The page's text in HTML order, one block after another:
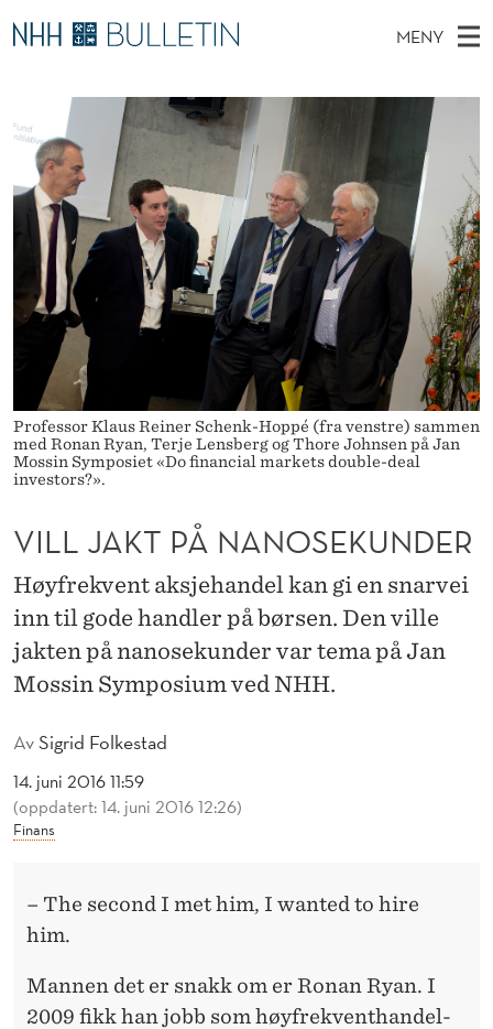
V
L
J
A
T
N
A
O
S
E
K
N
D
E
MENY
V
D
M
N
Y
I
N
T
S
Stipendiater og nye forskerprofiler
Disputaser
Ekspertutvalg
Om Bulletin
Professor Klaus Reiner Schenk-Hoppé (fra venstre) sammen
med Ronan Ryan, Terje Lensberg og Thore Johnsen på Jan
Mossin Symposiet «Do financial markets double-deal
investors?».
AvSigrid Folkestad
14. juni 2016 11:59
(oppdatert: 14. juni 2016 12:26)
Finans
VILL JAKT PÅ NANOSEKUNDER
Høyfrekvent aksjehandel kan gi en snarvei
inn til gode handler på børsen. Den ville
jakten på nanosekunder var tema på Jan
Mossin Symposium ved NHH.
– The second I met him, I wanted to hire
him.
Mannen det er snakk om er Ronan Ryan. I
2009 fikk han jobb som høyfrekventhandel-